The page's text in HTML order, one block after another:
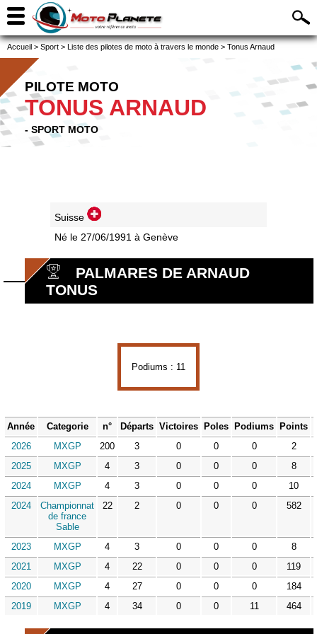
Accueil > Sport > Liste des pilotes de moto à travers le monde > Tonus Arnaud
PILOTE MOTO
TONUS ARNAUD
- SPORT MOTO
Suisse
Né le 27/06/1991 à Genève
PALMARES DE ARNAUD
TONUS
Podiums : 11
Année Categorie n° Départs Victoires Poles Podiums Points
2026
MXGP 200 3 0 0 0
2
2025
MXGP 4 3 0 0 0
8
2024
MXGP 4 3 0 0 0
10
2024
Championnat
de france
Sable
22 2 0 0 0 582
2023 MXGP 4 3 0 0 0
8
2021
MXGP 4 22 0 0 0
119
2020
MXGP 4 27 0 0 0
184
2019
MXGP 4 34 0 0 11 464